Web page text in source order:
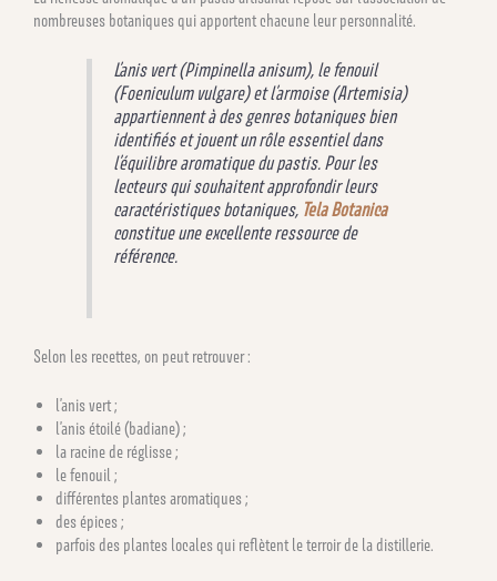
nombreuses botaniques qui apportent chacune leur personnalité.
L’anis vert (Pimpinella anisum), le fenouil
(Foeniculum vulgare) et l’armoise (Artemisia)
appartiennent à des genres botaniques bien
identifiés et jouent un rôle essentiel dans
l’équilibre aromatique du pastis. Pour les
lecteurs qui souhaitent approfondir leurs
caractéristiques botaniques, Tela Botanica
constitue une excellente ressource de
référence.
Selon les recettes, on peut retrouver :
l’anis vert ;
l’anis étoilé (badiane) ;
la racine de réglisse ;
le fenouil ;
différentes plantes aromatiques ;
des épices ;
parfois des plantes locales qui reflètent le terroir de la distillerie.